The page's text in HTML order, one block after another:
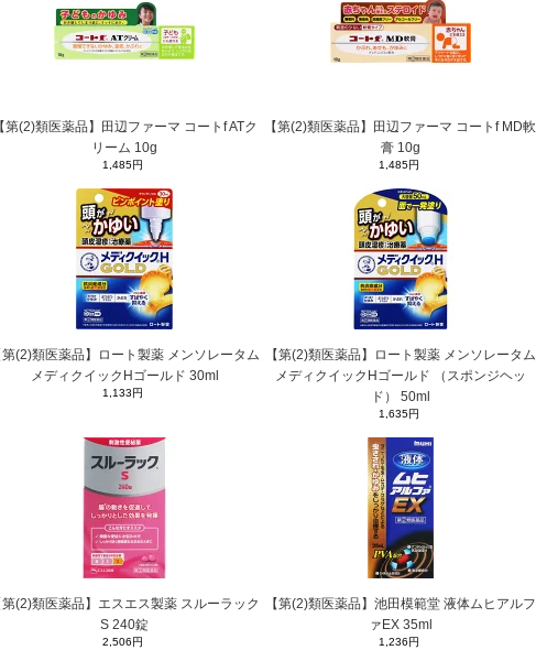
第(2)類医薬品】田辺ファーマ コートf ATク
リーム 10g
1,485円
【第(2)類医薬品】田辺ファーマ コートf MD軟
膏 10g
1,485円
(2)類医薬品】ロート製薬 メンソレータム
メディクイックHゴールド 30ml
1,133円
【第(2)類医薬品】ロート製薬 メンソレータム
メディクイックHゴールド （スポンジヘッ
ド） 50ml
1,635円
(2)類医薬品】エスエス製薬 スルーラック
S 240錠
2,506円
【第(2)類医薬品】池田模範堂 液体ムヒアルフ
ァEX 35ml
1,236円